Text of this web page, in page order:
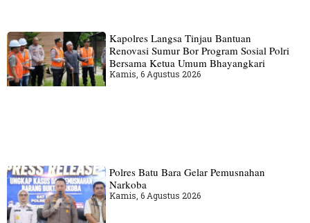
Kapolres Langsa Tinjau Bantuan
Renovasi Sumur Bor Program Sosial Polri
Bersama Ketua Umum Bhayangkari
Kamis, 6 Agustus 2026
Polres Batu Bara Gelar Pemusnahan
Narkoba
Kamis, 6 Agustus 2026